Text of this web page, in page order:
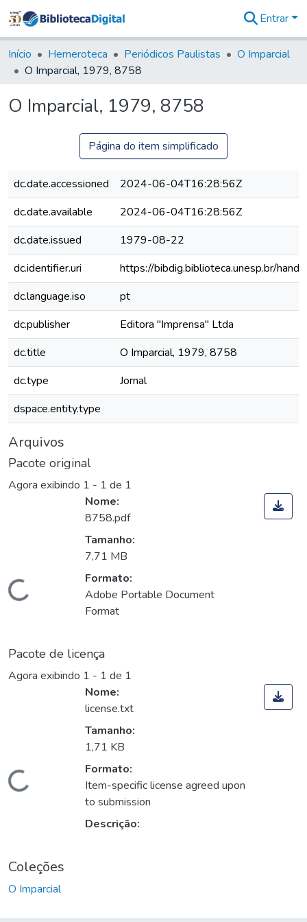
&
Coleções
Tudo na
Digital
Entrar
Início Hemeroteca Periódicos Paulistas
O Imparcial
O Imparcial, 1979, 8758
O Imparcial, 1979, 8758
Página do item simplificado
dc.date.accessioned
2024-06-04T16:28:56Z
dc.date.available
2024-06-04T16:28:56Z
dc.date.issued
1979-08-22
dc.identifier.uri
https://bibdig.biblioteca.unesp.br/
dc.language.iso
pt
dc.publisher
Editora "Imprensa" Ltda
dc.title
O Imparcial, 1979, 8758
dc.type
Jornal
dspace.entity.type
Arquivos
Pacote original
Agora exibindo 1 - 1 de 1
Carregando...
Nome:
8758.pdf
Tamanho:
7,71 MB
Formato:
Adobe Portable Document
Format
Pacote de licença
Agora exibindo 1 - 1 de 1
Carregando...
Nome:
license.txt
Tamanho:
1,71 KB
Formato:
Item-specific license agreed upon
to submission
Descrição:
Coleções
O Imparcial